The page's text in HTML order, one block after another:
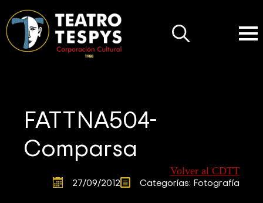
FATTNA504-
Comparsa
Volver al CDTT
27/09/2012 Categorías: Fotografía